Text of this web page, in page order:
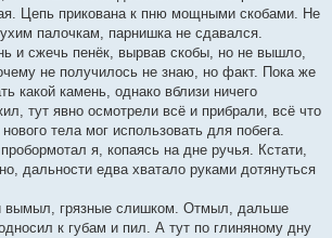
Цепь прикована к пню мощными скобами. Не
палочкам, парнишка не сдавался.
и сжечь пенёк, вырвав скобы, но не вышло,
не получилось не знаю, но факт. Пока же
какой камень, однако вблизи ничего
тут явно осмотрели всё и прибрали, всё что
тела мог использовать для побега.
я, копаясь на дне ручья. Кстати,
дальности едва хватало руками дотянуться
вымыл, грязные слишком. Отмыл, дальше
к губам и пил. А тут по глиняному дну